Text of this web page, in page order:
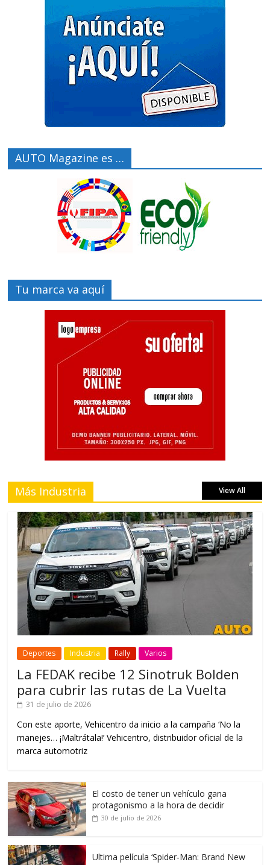
AUTO Magazine es …
Tu marca va aquí
Más Industria View All
Deportes Industria Rally Varios
La FEDAK recibe 12 Sinotruk Bolden
para cubrir las rutas de La Vuelta
31 de julio de 2026
Con este aporte, Vehicentro da inicio a la campaña ‘No la
manejes… ¡Maltrátala!’ Vehicentro, distribuidor oficial de la
marca automotriz
El costo de tener un vehículo gana
protagonismo a la hora de decidir
30 de julio de 2026
Ultima película ‘Spider‑Man: Brand New